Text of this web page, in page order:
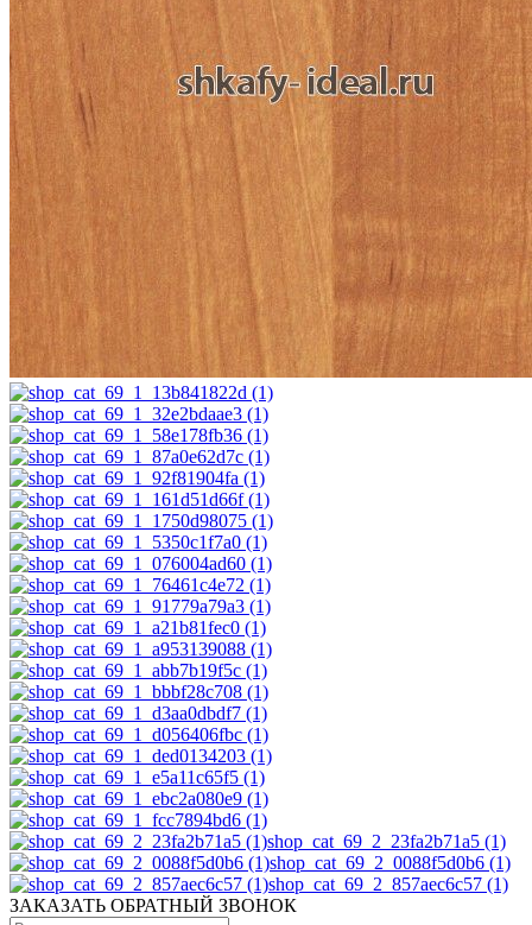
shop_cat_69_2_23fa2b71a5 (1)
shop_cat_69_2_0088f5d0b6 (1)
shop_cat_69_2_857aec6c57 (1)
ЗАКАЗАТЬ ОБРАТНЫЙ ЗВОНОК